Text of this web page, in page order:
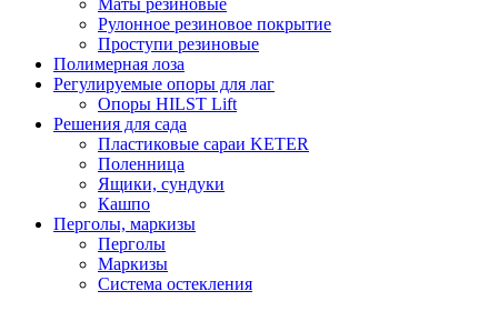
Маты резиновые
Рулонное резиновое покрытие
Проступи резиновые
Полимерная лоза
Регулируемые опоры для лаг
Опоры HILST Lift
Решения для сада
Пластиковые сараи KETER
Поленница
Ящики, сундуки
Кашпо
Перголы, маркизы
Перголы
Маркизы
Система остекления